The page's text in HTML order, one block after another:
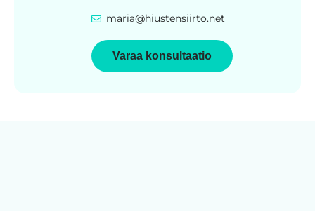
maria@hiustensiirto.net
Varaa konsultaatio